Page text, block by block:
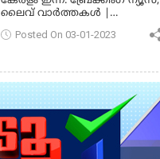
ലൈവ് വാർത്തകൾ |
Posted On 03-01-2023